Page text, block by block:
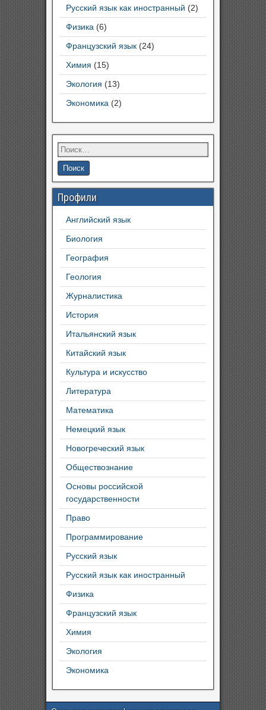
Русский язык как иностранный (2)
Физика (6)
Французский язык (24)
Химия (15)
Экология (13)
Экономика (2)
Профили
Английский язык
Биология
География
Геология
Журналистика
История
Итальянский язык
Китайский язык
Культура и искусство
Литература
Математика
Немецкий язык
Новогреческий язык
Обществознание
Основы российской
государственности
Право
Программирование
Русский язык
Русский язык как иностранный
Физика
Французский язык
Химия
Экология
Экономика